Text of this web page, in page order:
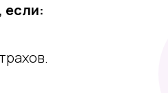
если: